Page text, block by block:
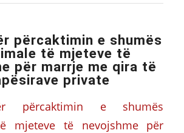
përcaktimin e shumës
të mjeteve të
për marrje me qira të
private
përcaktimin e shumës
mjeteve të nevojshme për